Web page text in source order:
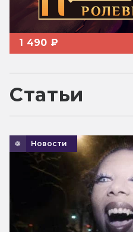
1 490 ₽
Статьи
Новости